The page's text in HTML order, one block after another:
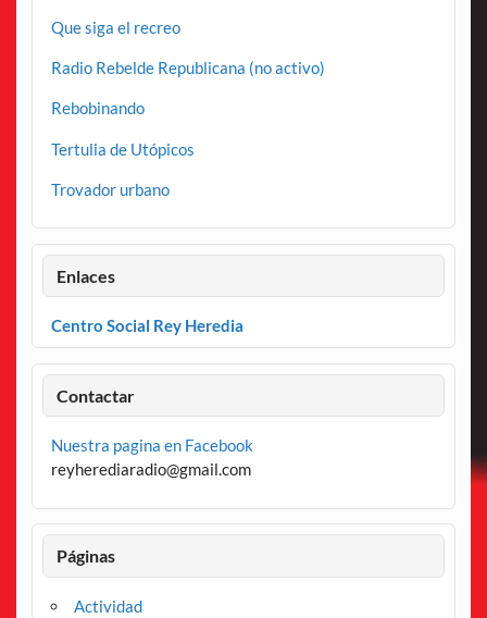
Que siga el recreo
Radio Rebelde Republicana (no activo)
Rebobinando
Tertulia de Utópicos
Trovador urbano
Enlaces
Centro Social Rey Heredia
Contactar
Nuestra pagina en Facebook
reyherediaradio@gmail.com
Páginas
Actividad